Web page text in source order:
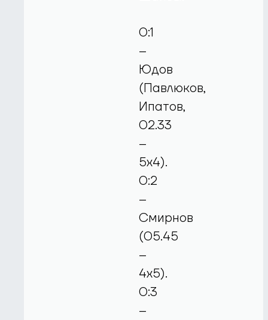
0:1
–
Юдов
(Павлюков,
Ипатов,
02.33
–
5х4).
0:2
–
Смирнов
(05.45
–
4х5).
0:3
–